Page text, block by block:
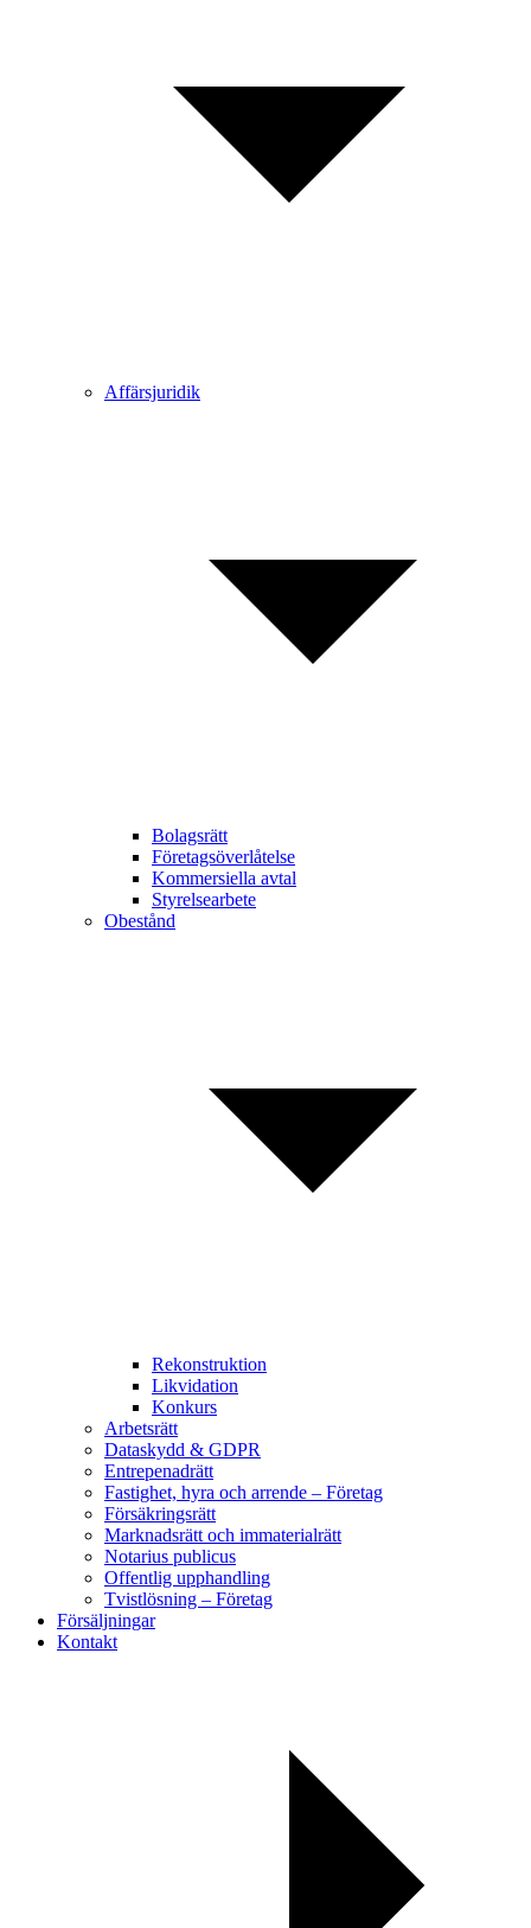
Affärsjuridik
Bolagsrätt
Företagsöverlåtelse
Kommersiella avtal
Styrelsearbete
Obestånd
Rekonstruktion
Likvidation
Konkurs
Arbetsrätt
Dataskydd & GDPR
Entrepenadrätt
Fastighet, hyra och arrende – Företag
Försäkringsrätt
Marknadsrätt och immaterialrätt
Notarius publicus
Offentlig upphandling
Tvistlösning – Företag
Försäljningar
Kontakt